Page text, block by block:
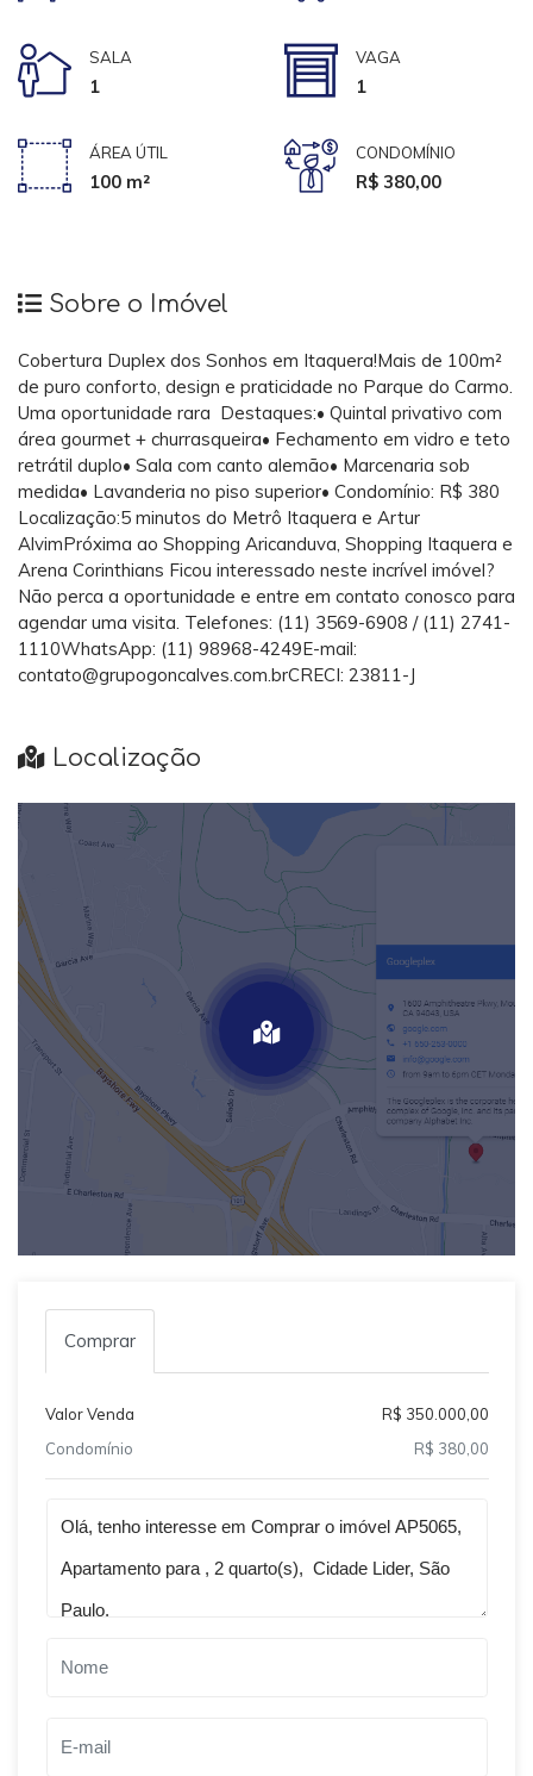
SALA
1
VAGA
1
ÁREA ÚTIL
100 m²
CONDOMÍNIO
R$ 380,00
Sobre o Imóvel
Cobertura Duplex dos Sonhos em Itaquera!Mais de 100m²
de puro conforto, design e praticidade no Parque do Carmo.
Uma oportunidade rara Destaques:• Quintal privativo com
área gourmet + churrasqueira• Fechamento em vidro e teto
retrátil duplo• Sala com canto alemão• Marcenaria sob
medida• Lavanderia no piso superior• Condomínio: R$ 380
Localização:5 minutos do Metrô Itaquera e Artur
AlvimPróxima ao Shopping Aricanduva, Shopping Itaquera e
Arena Corinthians Ficou interessado neste incrível imóvel?
Não perca a oportunidade e entre em contato conosco para
agendar uma visita. Telefones: (11) 3569-6908 / (11) 2741-
1110WhatsApp: (11) 98968-4249E-mail:
contato@grupogoncalves.com.brCRECI: 23811-J
Localização
Comprar
Valor Venda
R$ 350.000,00
Condomínio
R$ 380,00